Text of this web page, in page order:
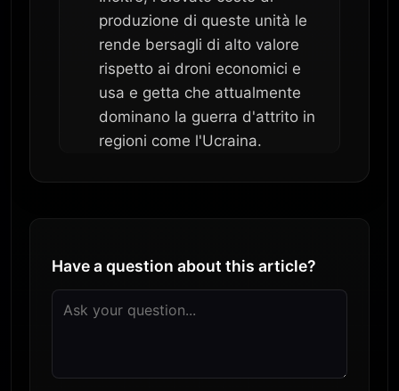
produzione di queste unità le
rende bersagli di alto valore
rispetto ai droni economici e
usa e getta che attualmente
dominano la guerra d'attrito in
regioni come l'Ucraina.
Have a question about this article?